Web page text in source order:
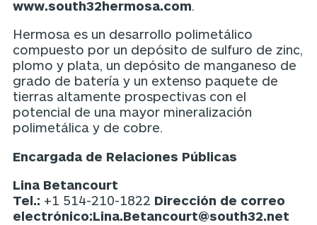
www.south32hermosa.com.
Hermosa es un desarrollo polimetálico
compuesto por un depósito de sulfuro de zinc,
plomo y plata, un depósito de manganeso de
grado de batería y un extenso paquete de
tierras altamente prospectivas con el
potencial de una mayor mineralización
polimetálica y de cobre.
Encargada de Relaciones Públicas
Lina Betancourt
Tel.: +1 514-210-1822 Dirección de correo
electrónico:Lina.Betancourt@south32.net